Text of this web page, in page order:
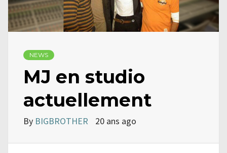
NEWS
MJ en studio
actuellement
By BIGBROTHER 20 ans ago